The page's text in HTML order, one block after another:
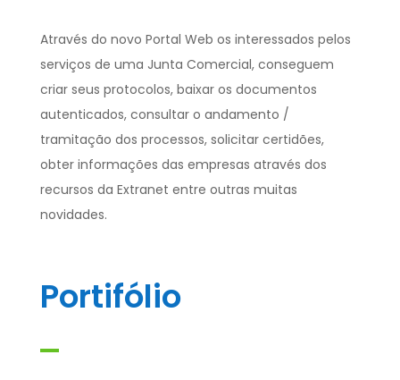
Através do novo Portal Web os interessados pelos
serviços de uma Junta Comercial, conseguem
criar seus protocolos, baixar os documentos
autenticados, consultar o andamento /
tramitação dos processos, solicitar certidões,
obter informações das empresas através dos
recursos da Extranet entre outras muitas
novidades.
Portifólio